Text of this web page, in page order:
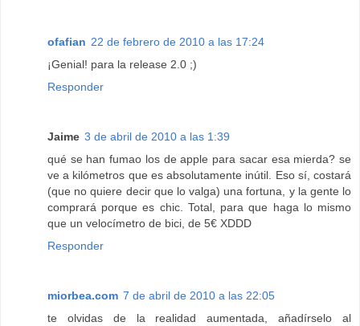
ofafian 22 de febrero de 2010 a las 17:24
¡Genial! para la release 2.0 ;)
Responder
Jaime 3 de abril de 2010 a las 1:39
qué se han fumao los de apple para sacar esa mierda? se
ve a kilómetros que es absolutamente inútil. Eso sí, costará
(que no quiere decir que lo valga) una fortuna, y la gente lo
comprará porque es chic. Total, para que haga lo mismo
que un velocímetro de bici, de 5€ XDDD
Responder
miorbea.com 7 de abril de 2010 a las 22:05
te olvidas de la realidad aumentada, añadírselo al